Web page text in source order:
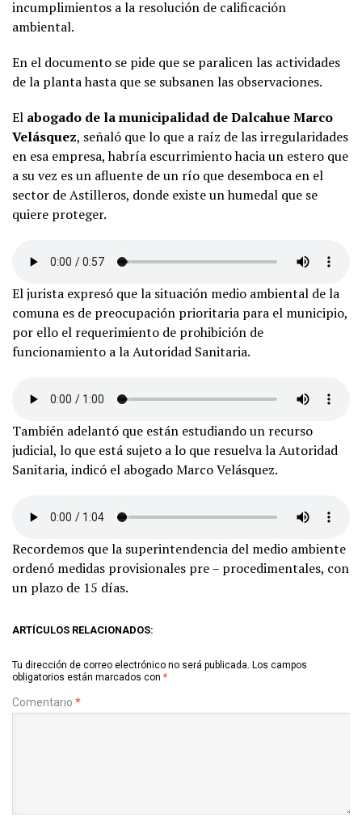
incumplimientos a la resolución de calificación
ambiental.
En el documento se pide que se paralicen las actividades
de la planta hasta que se subsanen las observaciones.
El abogado de la municipalidad de Dalcahue Marco
Velásquez, señaló que lo que a raíz de las irregularidades
en esa empresa, habría escurrimiento hacia un estero que
a su vez es un afluente de un río que desemboca en el
sector de Astilleros, donde existe un humedal que se
quiere proteger.
El jurista expresó que la situación medio ambiental de la
comuna es de preocupación prioritaria para el municipio,
por ello el requerimiento de prohibición de
funcionamiento a la Autoridad Sanitaria.
También adelantó que están estudiando un recurso
judicial, lo que está sujeto a lo que resuelva la Autoridad
Sanitaria, indicó el abogado Marco Velásquez.
Recordemos que la superintendencia del medio ambiente
ordenó medidas provisionales pre – procedimentales, con
un plazo de 15 días.
ARTÍCULOS RELACIONADOS:
Tu dirección de correo electrónico no será publicada. Los campos
obligatorios están marcados con *
Comentario *